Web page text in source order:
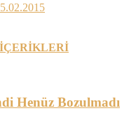
Henüz Bozulmadı